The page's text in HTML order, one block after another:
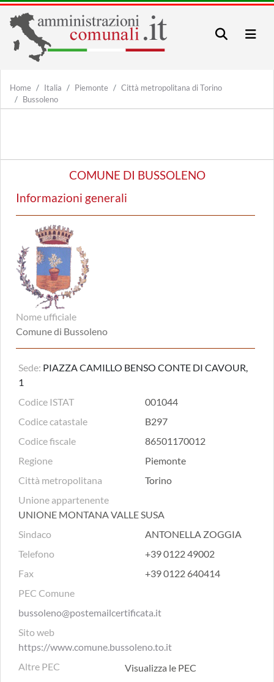
Home Italia Piemonte
Città metropolitana di Torino
Bussoleno
COMUNE DI BUSSOLENO
Informazioni generali
Nome ufficiale
Comune di Bussoleno
Sede: PIAZZA CAMILLO BENSO CONTE DI CAVOUR,
1
Codice ISTAT
001044
Codice catastale
B297
Codice fiscale
86501170012
Regione
Piemonte
Città metropolitana
Torino
Unione appartenente
UNIONE MONTANA VALLE SUSA
Sindaco
ANTONELLA ZOGGIA
Telefono
+39 0122 49002
Fax
+39 0122 640414
PEC Comune
bussoleno@postemailcertificata.it
Sito web
https://www.comune.bussoleno.to.it
Altre PEC
Visualizza le PEC